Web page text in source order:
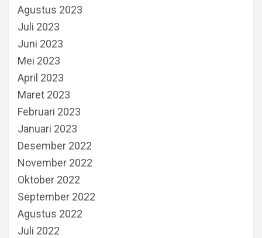
Agustus 2023
Juli 2023
Juni 2023
Mei 2023
April 2023
Maret 2023
Februari 2023
Januari 2023
Desember 2022
November 2022
Oktober 2022
September 2022
Agustus 2022
Juli 2022